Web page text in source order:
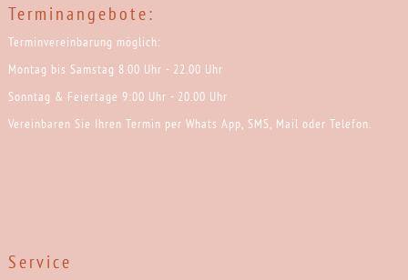
Terminangebote:
Terminvereinbarung möglich:
Montag bis Samstag 8.00 Uhr - 22.00 Uhr
Sonntag & Feiertage 9:00 Uhr - 20.00 Uhr
Vereinbaren Sie Ihren Termin per Whats App, SMS, Mail oder Telefon.
Service